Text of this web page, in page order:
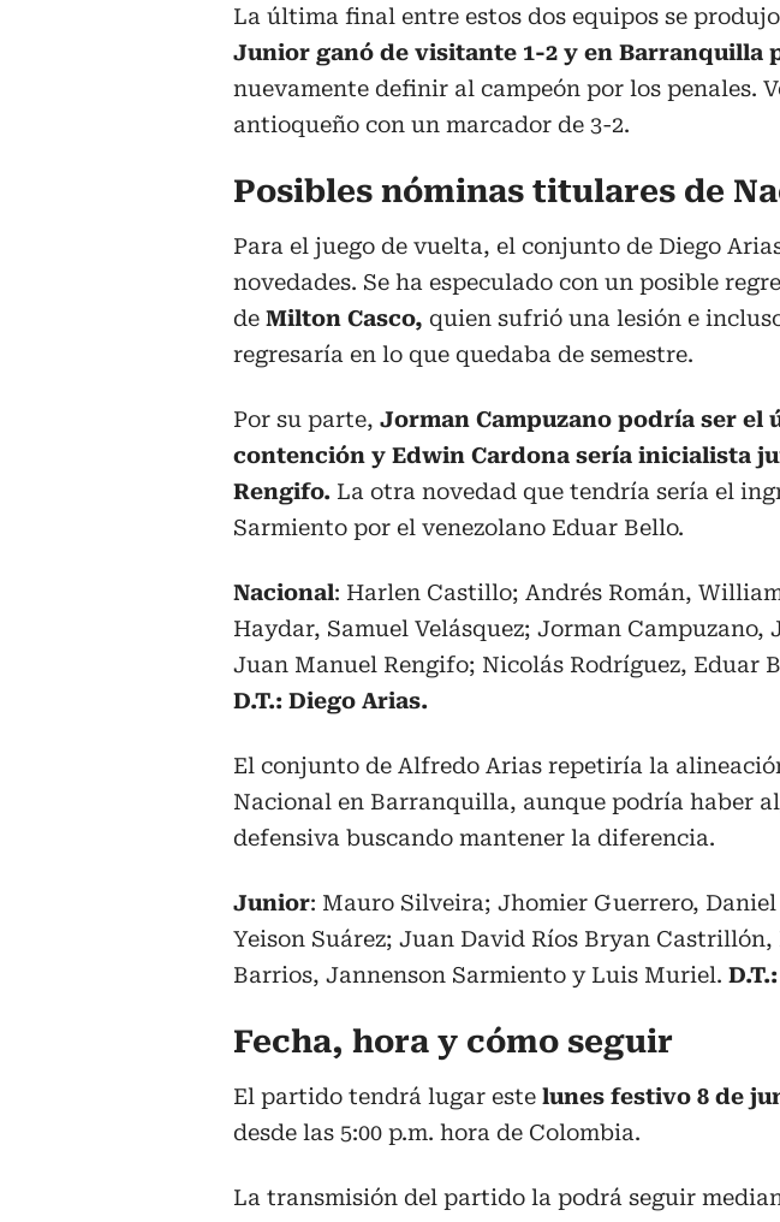
La última final entre estos dos equipos se
Junior ganó de visitante 1-2 y en Barranquilla
nuevamente definir al campeón por los penales.
antioqueño con un marcador de 3-2.
Posibles nóminas titulares de
Para el juego de vuelta, el conjunto de Diego
novedades. Se ha especulado con un posible
de Milton Casco, quien sufrió una lesión e
regresaría en lo que quedaba de semestre.
Por su parte, Jorman Campuzano podría ser el
contención y Edwin Cardona sería inicialista
Rengifo. La otra novedad que tendría sería el
Sarmiento por el venezolano Eduar Bello.
Nacional: Harlen Castillo; Andrés Román,
Haydar, Samuel Velásquez; Jorman Campuzano,
Juan Manuel Rengifo; Nicolás Rodríguez, Eduar
D.T.: Diego Arias.
El conjunto de Alfredo Arias repetiría la
Nacional en Barranquilla, aunque podría haber
defensiva buscando mantener la diferencia.
Junior: Mauro Silveira; Jhomier Guerrero,
Yeison Suárez; Juan David Ríos Bryan
Barrios, Jannenson Sarmiento y Luis Muriel.
Fecha, hora y cómo seguir
El partido tendrá lugar este lunes festivo 8 de
desde las 5:00 p.m. hora de Colombia.
La transmisión del partido la podrá seguir